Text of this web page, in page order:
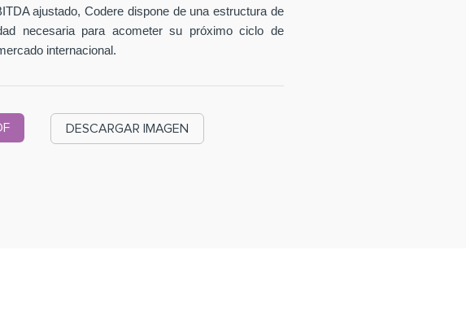
ajustado, Codere dispone de una estructura de
necesaria para acometer su próximo ciclo de
internacional.
DESCARGAR IMAGEN